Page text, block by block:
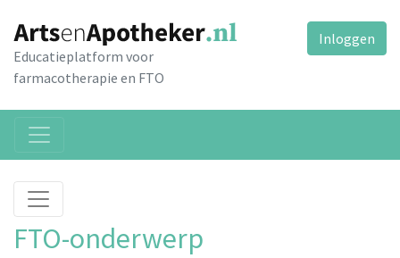
Educatieplatform voor
farmacotherapie en FTO
Inloggen
FTO-onderwerp